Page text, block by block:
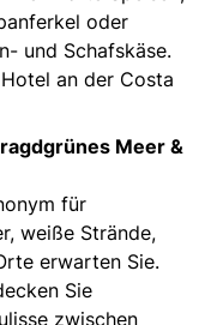
oder
und Schafskäse.
an der Costa
Meer &
für
weiße Strände,
erwarten Sie.
Sie
zwischen